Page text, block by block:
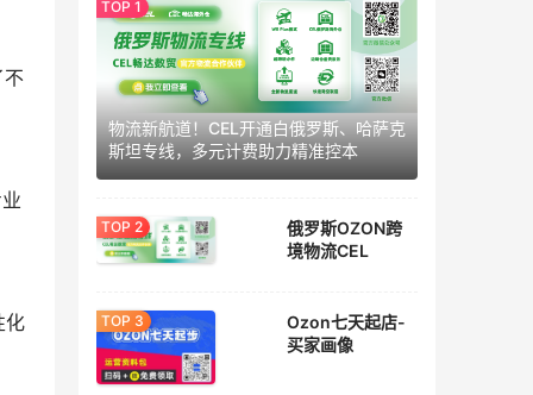
不
化
物流新航道！CEL开通白俄罗斯、哈萨克
斯坦专线，多元计费助力精准控本
俄罗斯OZON跨
境物流CEL
Ozon七天起店-
买家画像